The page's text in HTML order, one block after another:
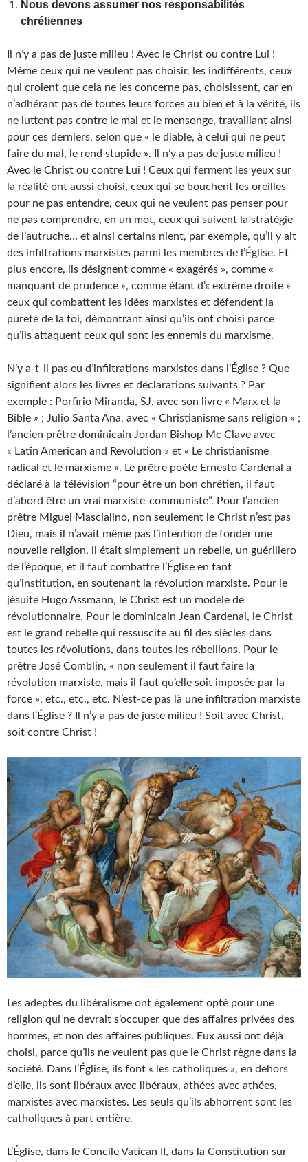
Nous devons assumer nos responsabilités
chrétiennes
Il n’y a pas de juste milieu ! Avec le Christ ou contre Lui !
Même ceux qui ne veulent pas choisir, les indifférents, ceux
qui croient que cela ne les concerne pas, choisissent, car en
n’adhérant pas de toutes leurs forces au bien et à la vérité, ils
ne luttent pas contre le mal et le mensonge, travaillant ainsi
pour ces derniers, selon que « le diable, à celui qui ne peut
faire du mal, le rend stupide ». Il n’y a pas de juste milieu !
Avec le Christ ou contre Lui ! Ceux qui ferment les yeux sur
la réalité ont aussi choisi, ceux qui se bouchent les oreilles
pour ne pas entendre, ceux qui ne veulent pas penser pour
ne pas comprendre, en un mot, ceux qui suivent la stratégie
de l’autruche… et ainsi certains nient, par exemple, qu’il y ait
des infiltrations marxistes parmi les membres de l’Église. Et
plus encore, ils désignent comme « exagérés », comme «
manquant de prudence », comme étant d’« extrême droite »
ceux qui combattent les idées marxistes et défendent la
pureté de la foi, démontrant ainsi qu’ils ont choisi parce
qu’ils attaquent ceux qui sont les ennemis du marxisme.
N’y a-t-il pas eu d’infiltrations marxistes dans l’Église ? Que
signifient alors les livres et déclarations suivants ? Par
exemple : Porfirio Miranda, SJ, avec son livre « Marx et la
Bible » ; Julio Santa Ana, avec « Christianisme sans religion » ;
l’ancien prêtre dominicain Jordan Bishop Mc Clave avec
« Latin American and Revolution » et « Le christianisme
radical et le marxisme ». Le prêtre poète Ernesto Cardenal a
déclaré à la télévision “pour être un bon chrétien, il faut
d’abord être un vrai marxiste-communiste”. Pour l’ancien
prêtre Miguel Mascialino, non seulement le Christ n’est pas
Dieu, mais il n’avait même pas l’intention de fonder une
nouvelle religion, il était simplement un rebelle, un guérillero
de l’époque, et il faut combattre l’Église en tant
qu’institution, en soutenant la révolution marxiste. Pour le
jésuite Hugo Assmann, le Christ est un modèle de
révolutionnaire. Pour le dominicain Jean Cardenal, le Christ
est le grand rebelle qui ressuscite au fil des siècles dans
toutes les révolutions, dans toutes les rébellions. Pour le
prêtre José Comblin, « non seulement il faut faire la
révolution marxiste, mais il faut qu’elle soit imposée par la
force », etc., etc., etc. N’est-ce pas là une infiltration marxiste
dans l’Église ? Il n’y a pas de juste milieu ! Soit avec Christ,
soit contre Christ !
Les adeptes du libéralisme ont également opté pour une
religion qui ne devrait s’occuper que des affaires privées des
hommes, et non des affaires publiques. Eux aussi ont déjà
choisi, parce qu’ils ne veulent pas que le Christ règne dans la
société. Dans l’Église, ils font « les catholiques », en dehors
d’elle, ils sont libéraux avec libéraux, athées avec athées,
marxistes avec marxistes. Les seuls qu’ils abhorrent sont les
catholiques à part entière.
L’Église, dans le Concile Vatican II, dans la Constitution sur